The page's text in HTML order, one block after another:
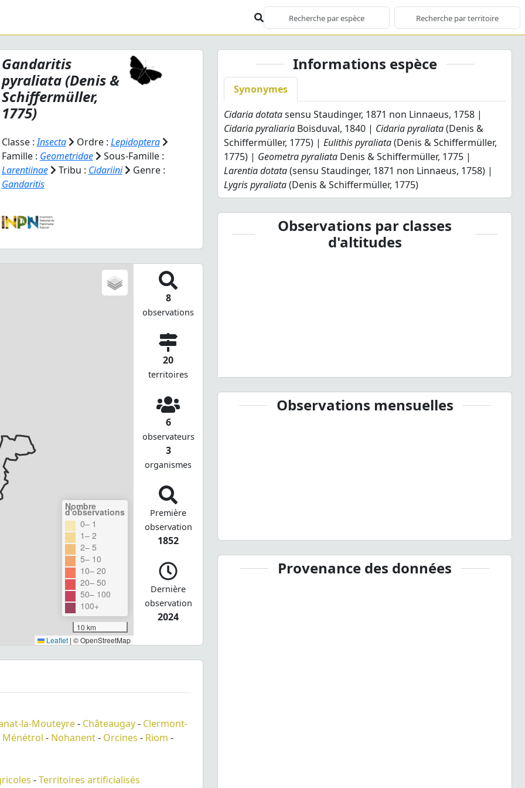
Gandaritis
pyraliata(Denis &
Schiffermüller,
1775)
Classe :Insecta Ordre : Lepidoptera
Famille : Geometridae
Sous-Famille :
Larentiinae
Tribu : Cidariini
Genre :
Gandaritis
Nombre
d'observations
0– 1
1– 2
2– 5
5– 10
10– 20
20– 50
50– 100
100+
10 km
Leaflet | © OpenStreetMap
8
observations
20
territoires
6
observateurs
3
organismes
Première
observation
1852
Dernière
observation
2024
la-Mouteyre- Châteaugay- Clermont-
Ménétrol - Nohanent- Orcines - Riom -
-Territoires artificialisés
Informations espèce
Synonymes
Cidaria dotatasensu Staudinger, 1871 non Linnaeus, 1758 |
Cidaria pyraliaria Boisduval, 1840 | Cidaria pyraliata(Denis &
Schiffermüller, 1775) |Eulithis pyraliata(Denis & Schiffermüller,
1775) | Geometra pyraliata Denis & Schiffermüller, 1775 |
Larentia dotata(sensu Staudinger, 1871 non Linnaeus, 1758) |
Lygris pyraliata(Denis & Schiffermüller, 1775)
Observations par classes
d'altitudes
Observations mensuelles
Provenance des données